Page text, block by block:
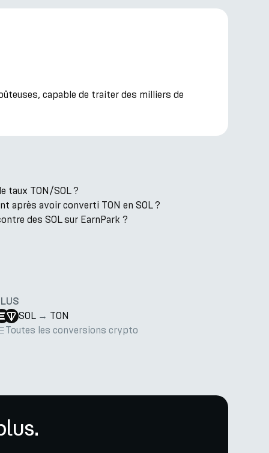
capable de traiter des milliers de
taux TON/SOL ?
après avoir converti TON en SOL ?
des SOL sur EarnPark ?
SOL → TON
Toutes les conversions crypto